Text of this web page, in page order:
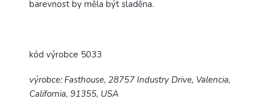
barevnost by měla být sladěna.
kód výrobce 5033
výrobce: Fasthouse, 28757 Industry Drive, Valencia,
California, 91355, USA